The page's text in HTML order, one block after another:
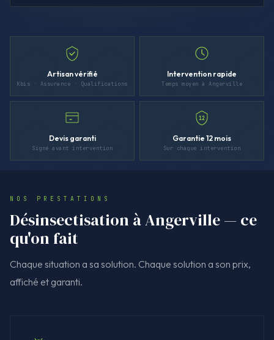
Artisan vérifié
Kbis · Assurance · Qualifications
Intervention rapide
Temps moyen à Angerville
Devis garanti
Signé avant intervention
12
Garantie 12 mois
Sur chaque intervention
NOS PRESTATIONS
Désinsectisation à Angerville — ce
qu'on fait
Chaque situation a sa solution. Chaque solution a son prix,
affiché et garanti.